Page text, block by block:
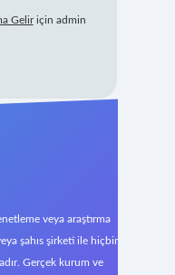
Geliriçin admin
veya araştırma
şahıs şirketi ile hiçbir
Gerçek kurum ve